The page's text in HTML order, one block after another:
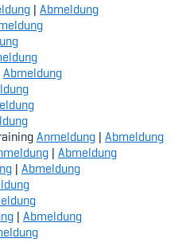
| Abmeldung
Abmeldung
Anmeldung | Abmeldung
| Abmeldung
| Abmeldung
| Abmeldung